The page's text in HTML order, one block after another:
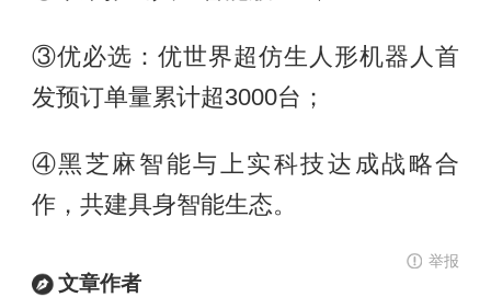
③优必选：优世界超仿生人形机器人首
发预订单量累计超3000台；
④黑芝麻智能与上实科技达成战略合
作，共建具身智能生态。
举报
文章作者